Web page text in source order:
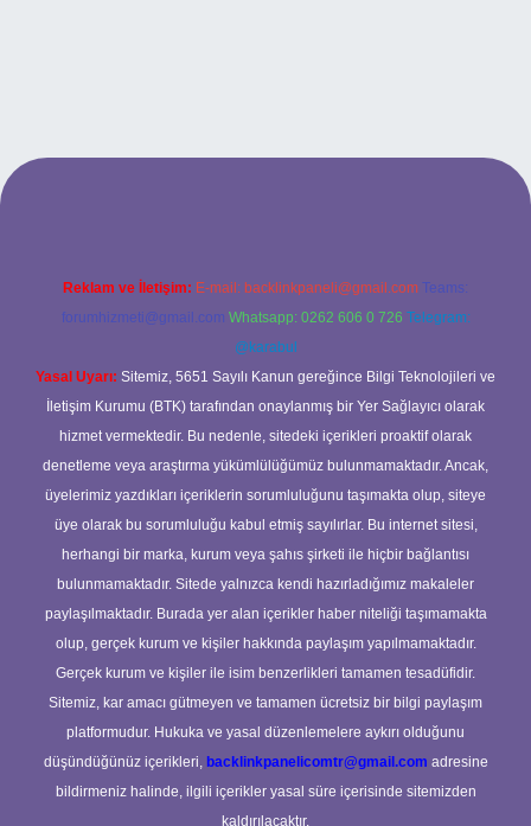
Reklam ve İletişim: E-mail: backlinkpaneli@gmail.com Teams:
forumhizmeti@gmail.com Whatsapp: 0262 606 0 726 Telegram:
@karabul
Yasal Uyarı: Sitemiz, 5651 Sayılı Kanun gereğince Bilgi Teknolojileri ve
İletişim Kurumu (BTK) tarafından onaylanmış bir Yer Sağlayıcı olarak
hizmet vermektedir. Bu nedenle, sitedeki içerikleri proaktif olarak
denetleme veya araştırma yükümlülüğümüz bulunmamaktadır. Ancak,
üyelerimiz yazdıkları içeriklerin sorumluluğunu taşımakta olup, siteye
üye olarak bu sorumluluğu kabul etmiş sayılırlar. Bu internet sitesi,
herhangi bir marka, kurum veya şahıs şirketi ile hiçbir bağlantısı
bulunmamaktadır. Sitede yalnızca kendi hazırladığımız makaleler
paylaşılmaktadır. Burada yer alan içerikler haber niteliği taşımamakta
olup, gerçek kurum ve kişiler hakkında paylaşım yapılmamaktadır.
Gerçek kurum ve kişiler ile isim benzerlikleri tamamen tesadüfidir.
Sitemiz, kar amacı gütmeyen ve tamamen ücretsiz bir bilgi paylaşım
platformudur. Hukuka ve yasal düzenlemelere aykırı olduğunu
düşündüğünüz içerikleri, backlinkpanelicomtr@gmail.com adresine
bildirmeniz halinde, ilgili içerikler yasal süre içerisinde sitemizden
kaldırılacaktır.